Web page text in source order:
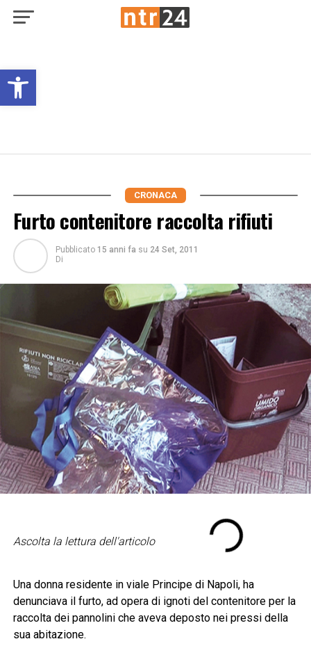
Open toolbar
CRONACA
Furto contenitore raccolta rifiuti
Pubblicato 15 anni fa su 24 Set, 2011
Di
Ascolta la lettura dell'articolo
Una donna residente in viale Principe di Napoli, ha
denunciava il furto, ad opera di ignoti del contenitore per la
raccolta dei pannolini che aveva deposto nei pressi della
sua abitazione.